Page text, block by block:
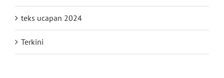
teks ucapan 2024
Terkini